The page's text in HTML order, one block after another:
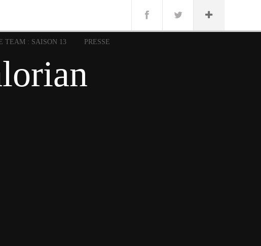
TEAM : SAISON 13 PRESSE
Musique
Présence
Spidey Superman
Vertigo xmen